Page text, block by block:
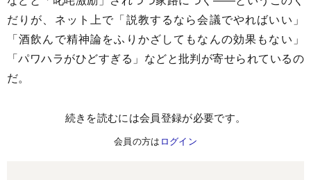
だりが、ネット上で「説教するなら会議でやればいい」
「酒飲んで精神論をふりかざしてもなんの効果もない」
「パワハラがひどすぎる」などと批判が寄せられているの
だ。
続きを読むには会員登録が必要です。
会員の方は ログイン